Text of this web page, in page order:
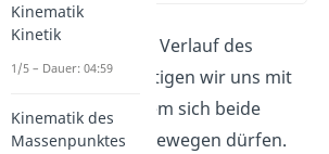
Für den weiteren Verlauf des
Beitrags beschäftigen wir uns mit
einem Seil, bei dem sich beide
Seilenden nicht bewegen dürfen.
Kinematik
Kinetik
1/5 – Dauer: 04:59
Kinematik des
Massenpunktes